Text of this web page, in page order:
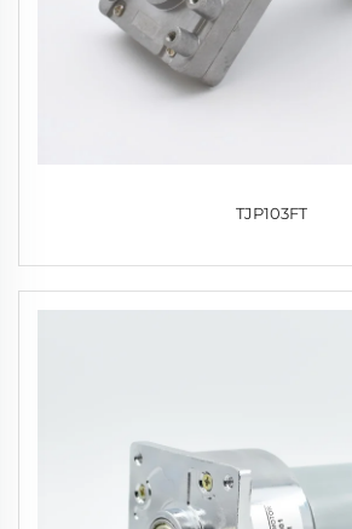
TJP103FT